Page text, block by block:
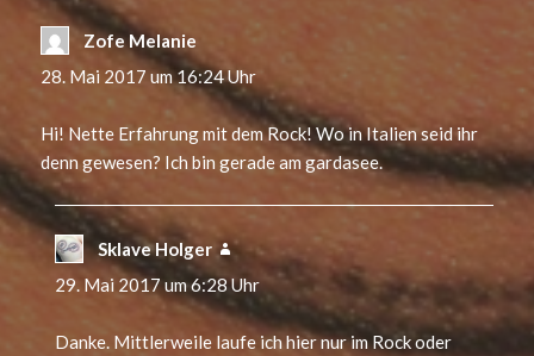
Zofe Melanie
28. Mai 2017 um 16:24 Uhr
Hi! Nette Erfahrung mit dem Rock! Wo in Italien seid ihr
denn gewesen? Ich bin gerade am gardasee.
Sklave Holger
sagt:
29. Mai 2017 um 6:28 Uhr
Danke. Mittlerweile laufe ich hier nur im Rock oder